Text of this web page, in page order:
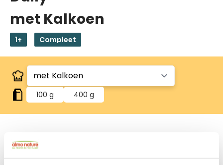
met Kalkoen
1+ Compleet
100 g 400 g